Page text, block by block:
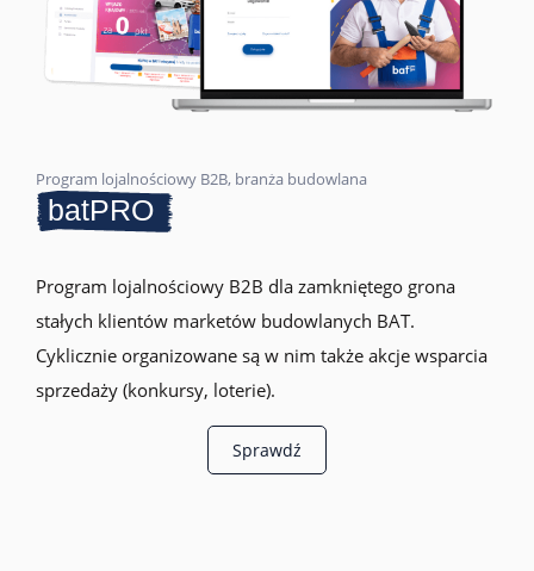
Program lojalnościowy B2B, branża budowlana
batPRO
Program lojalnościowy B2B dla zamkniętego grona
stałych klientów marketów budowlanych BAT.
Cyklicznie organizowane są w nim także akcje wsparcia
sprzedaży (konkursy, loterie).
Sprawdź